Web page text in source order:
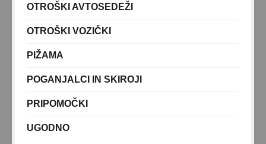
POSTELJNINA ZA ZIBELKO
POSTELJNINA ZA KOMBINIRANE SESTAVE
KOMODE IN OMARE
DODATKI IN ZAŠČITA
KLUPS - OTROŠKA SOBA
OTROŠKI AVTOSEDEŽI
OTROŠKI VOZIČKI
PIŽAMA
POGANJALCI IN SKIROJI
PRIPOMOČKI
UGODNO